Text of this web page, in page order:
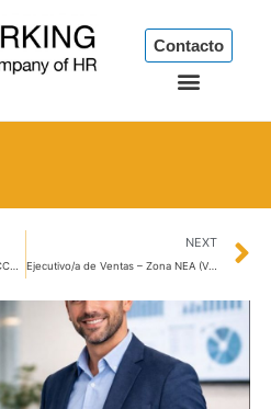
Contacto
NEXT
Ejecutivo/a de Ventas – Zona NEA (Vendedor/a Viajante)